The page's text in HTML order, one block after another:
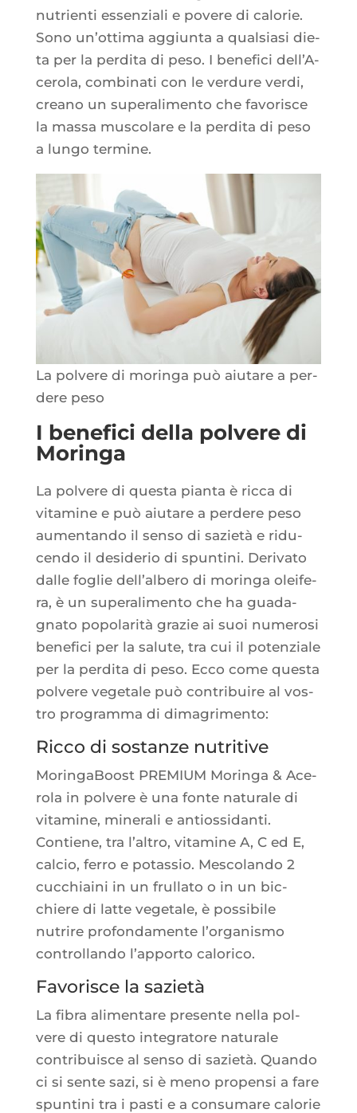
nutrien­ti essen­zia­li e povere di calo­rie.
Sono un’ot­ti­ma aggiun­ta a qual­sia­si die­
ta per la per­di­ta di peso. I bene­fi­ci dell’A­
ce­ro­la, com­bi­na­ti con le ver­dure ver­di,
crea­no un super­a­li­men­to che favo­risce
la mas­sa mus­co­lare e la per­di­ta di peso
a lun­go termine.
La pol­vere di morin­ga può aiu­tare a per­
dere peso
I benefici della polvere di
Moringa
La pol­vere di ques­ta pian­ta è ric­ca di
vita­mine e può aiu­tare a per­dere peso
aumen­tan­do il sen­so di sazie­tà e ridu­
cen­do il desi­de­rio di spun­ti­ni. Deri­va­to
dalle foglie dell’al­be­ro di morin­ga olei­fe­
ra, è un super­a­li­men­to che ha gua­da­
gna­to popo­la­ri­tà gra­zie ai suoi nume­ro­si
bene­fi­ci per la salute, tra cui il poten­ziale
per la per­di­ta di peso. Ecco come ques­ta
pol­vere vege­tale può contri­buire al vos­
tro pro­gram­ma di dimagrimento:
Ricco di sostanze nutritive
Morin­ga­Boost PREMIUM Morin­ga & Ace­
ro­la in pol­vere è una fonte natu­rale di
vita­mine, mine­ra­li e antios­si­dan­ti.
Contiene, tra l’al­tro, vita­mine A, C ed E,
cal­cio, fer­ro e potas­sio. Mes­co­lan­do 2
cuc­chiai­ni in un frul­la­to o in un bic­
chiere di latte vege­tale, è pos­si­bile
nutrire pro­fon­da­mente l’or­ga­nis­mo
control­lan­do l’ap­por­to calorico.
Favorisce la sazietà
La fibra ali­men­tare pre­sente nel­la pol­
vere di ques­to inte­gra­tore natu­rale
contri­buisce al sen­so di sazie­tà. Quan­do
ci si sente sazi, si è meno pro­pen­si a fare
spun­ti­ni tra i pas­ti e a consu­mare calo­rie